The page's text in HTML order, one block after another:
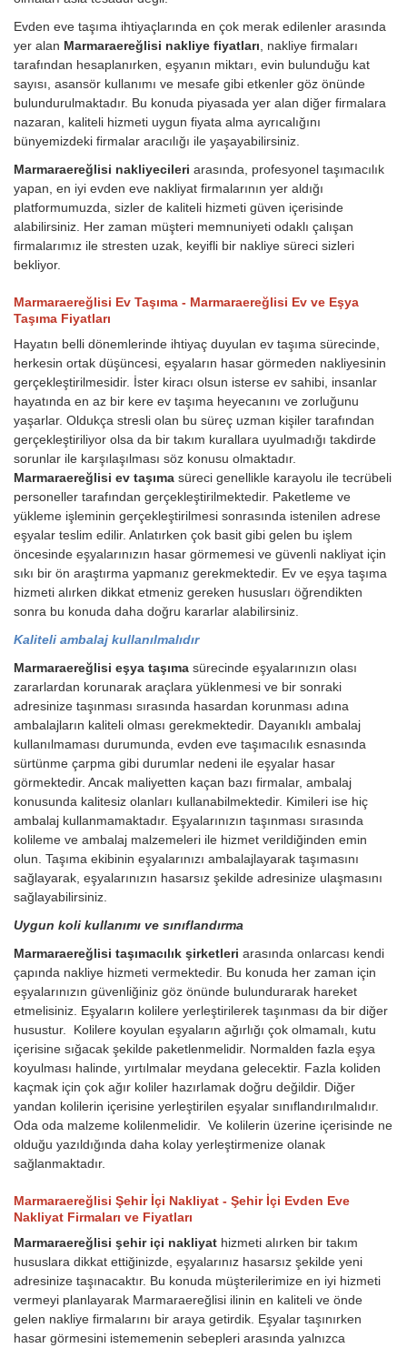
Evden eve taşıma ihtiyaçlarında en çok merak edilenler arasında
yer alan Marmaraereğlisi nakliye fiyatları , nakliye firmaları
tarafından hesaplanırken, eşyanın miktarı, evin bulunduğu kat
sayısı, asansör kullanımı ve mesafe gibi etkenler göz önünde
bulundurulmaktadır. Bu konuda piyasada yer alan diğer firmalara
nazaran, kaliteli hizmeti uygun fiyata alma ayrıcalığını
bünyemizdeki firmalar aracılığı ile yaşayabilirsiniz.
Marmaraereğlisi nakliyecileri arasında, profesyonel taşımacılık
yapan, en iyi evden eve nakliyat firmalarının yer aldığı
platformumuzda, sizler de kaliteli hizmeti güven içerisinde
alabilirsiniz. Her zaman müşteri memnuniyeti odaklı çalışan
firmalarımız ile stresten uzak, keyifli bir nakliye süreci sizleri
bekliyor.
Marmaraereğlisi Ev Taşıma - Marmaraereğlisi Ev ve Eşya
Taşıma Fiyatları
Hayatın belli dönemlerinde ihtiyaç duyulan ev taşıma sürecinde,
herkesin ortak düşüncesi, eşyaların hasar görmeden nakliyesinin
gerçekleştirilmesidir. İster kiracı olsun isterse ev sahibi, insanlar
hayatında en az bir kere ev taşıma heyecanını ve zorluğunu
yaşarlar. Oldukça stresli olan bu süreç uzman kişiler tarafından
gerçekleştiriliyor olsa da bir takım kurallara uyulmadığı takdirde
sorunlar ile karşılaşılması söz konusu olmaktadır.
Marmaraereğlisi ev taşıma süreci genellikle karayolu ile tecrübeli
personeller tarafından gerçekleştirilmektedir. Paketleme ve
yükleme işleminin gerçekleştirilmesi sonrasında istenilen adrese
eşyalar teslim edilir. Anlatırken çok basit gibi gelen bu işlem
öncesinde eşyalarınızın hasar görmemesi ve güvenli nakliyat için
sıkı bir ön araştırma yapmanız gerekmektedir. Ev ve eşya taşıma
hizmeti alırken dikkat etmeniz gereken hususları öğrendikten
sonra bu konuda daha doğru kararlar alabilirsiniz.
Kaliteli ambalaj kullanılmalıdır
Marmaraereğlisi eşya taşıma sürecinde eşyalarınızın olası
zararlardan korunarak araçlara yüklenmesi ve bir sonraki
adresinize taşınması sırasında hasardan korunması adına
ambalajların kaliteli olması gerekmektedir. Dayanıklı ambalaj
kullanılmaması durumunda, evden eve taşımacılık esnasında
sürtünme çarpma gibi durumlar nedeni ile eşyalar hasar
görmektedir. Ancak maliyetten kaçan bazı firmalar, ambalaj
konusunda kalitesiz olanları kullanabilmektedir. Kimileri ise hiç
ambalaj kullanmamaktadır. Eşyalarınızın taşınması sırasında
kolileme ve ambalaj malzemeleri ile hizmet verildiğinden emin
olun. Taşıma ekibinin eşyalarınızı ambalajlayarak taşımasını
sağlayarak, eşyalarınızın hasarsız şekilde adresinize ulaşmasını
sağlayabilirsiniz.
Uygun koli kullanımı ve sınıflandırma
Marmaraereğlisi taşımacılık şirketleri arasında onlarcası kendi
çapında nakliye hizmeti vermektedir. Bu konuda her zaman için
eşyalarınızın güvenliğiniz göz önünde bulundurarak hareket
etmelisiniz. Eşyaların kolilere yerleştirilerek taşınması da bir diğer
husustur. Kolilere koyulan eşyaların ağırlığı çok olmamalı, kutu
içerisine sığacak şekilde paketlenmelidir. Normalden fazla eşya
koyulması halinde, yırtılmalar meydana gelecektir. Fazla koliden
kaçmak için çok ağır koliler hazırlamak doğru değildir. Diğer
yandan kolilerin içerisine yerleştirilen eşyalar sınıflandırılmalıdır.
Oda oda malzeme kolilenmelidir. Ve kolilerin üzerine içerisinde ne
olduğu yazıldığında daha kolay yerleştirmenize olanak
sağlanmaktadır.
Marmaraereğlisi Şehir İçi Nakliyat - Şehir İçi Evden Eve
Nakliyat Firmaları ve Fiyatları
Marmaraereğlisi şehir içi nakliyat hizmeti alırken bir takım
hususlara dikkat ettiğinizde, eşyalarınız hasarsız şekilde yeni
adresinize taşınacaktır. Bu konuda müşterilerimize en iyi hizmeti
vermeyi planlayarak Marmaraereğlisi ilinin en kaliteli ve önde
gelen nakliye firmalarını bir araya getirdik. Eşyalar taşınırken
hasar görmesini istememenin sebepleri arasında yalnızca